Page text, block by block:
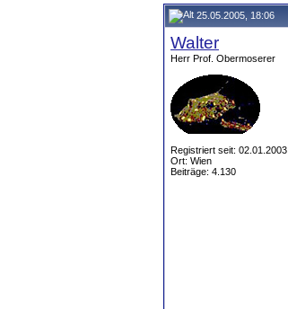
25.05.2005, 18:06
Walter
Herr Prof. Obermoserer
Registriert seit: 02.01.2003
Ort: Wien
Beiträge: 4.130